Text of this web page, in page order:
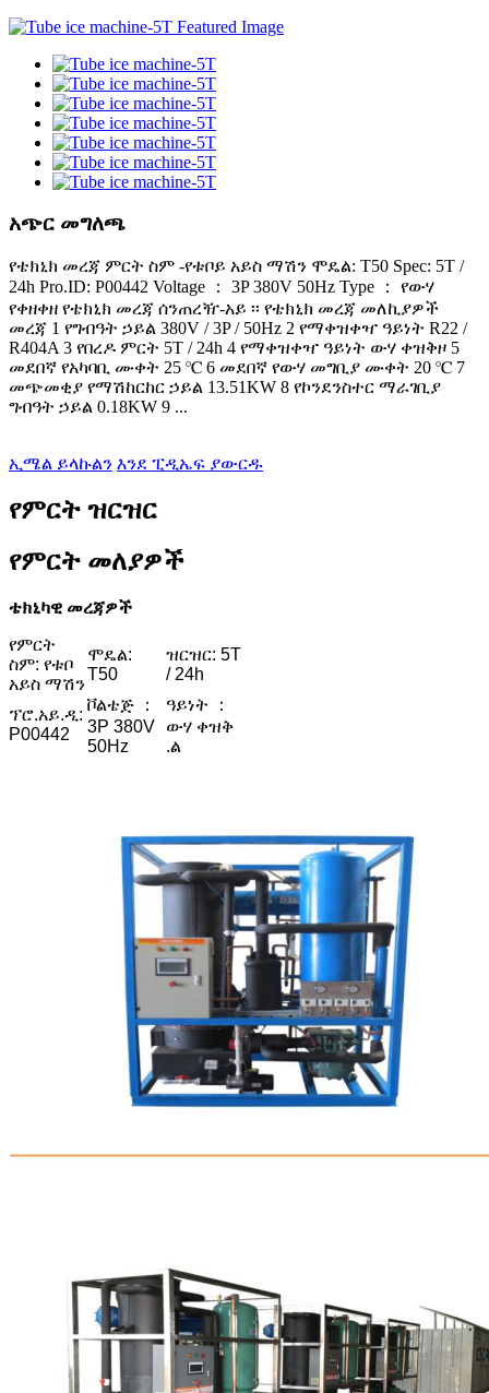
አጭር መግለጫ
የቴክኒክ መረጃ ምርት ስም -የቱቦይ አይስ ማሽን ሞዴል: T50 Spec: 5T /
24h Pro.ID: P00442 Voltage ： 3P 380V 50Hz Type ： የውሃ
የቀዘቀዘ የቴክኒክ መረጃ ሰንጠረዥ-አይ ፡፡ የቴክኒክ መረጃ መለኪያዎች
መረጃ 1 የግብዓት ኃይል 380V / 3P / 50Hz 2 የማቀዝቀዣ ዓይነት R22 /
R404A 3 የበረዶ ምርት 5T / 24h 4 የማቀዝቀዣ ዓይነት ውሃ ቀዝቅዞ 5
መደበኛ የአካባቢ ሙቀት 25 ℃ 6 መደበኛ የውሃ መግቢያ ሙቀት 20 ℃ 7
መጭመቂያ የማሽከርከር ኃይል 13.51KW 8 የኮንደንስተር ማራገቢያ
ግብዓት ኃይል 0.18KW 9 ...
ኢሜል ይላኩልን እንደ ፒዲኤፍ ያውርዱ
የምርት ዝርዝር
የምርት መለያዎች
ቴክኒካዊ መረጃዎች
የምርት
ስም: የቱቦ
አይስ ማሽን
ሞዴል:
T50
ዝርዝር: 5T
/ 24h
ፕሮ.አይ.ዲ:
P00442
ቮልቴጅ ：
3P 380V
50Hz
ዓይነት ：
ውሃ ቀዝቅ
.ል